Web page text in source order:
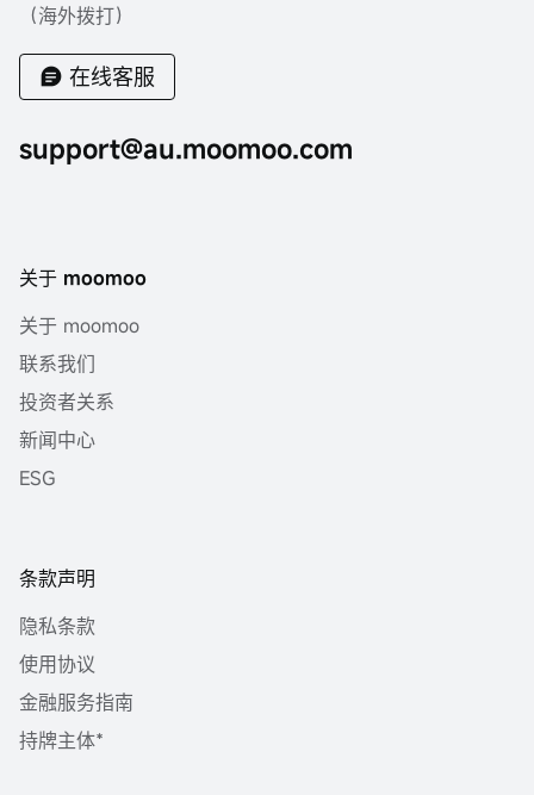
（海外拨打）
在线客服
support@au.moomoo.com
关于 moomoo
关于 moomoo
联系我们
投资者关系
新闻中心
ESG
条款声明
隐私条款
使用协议
金融服务指南
持牌主体*